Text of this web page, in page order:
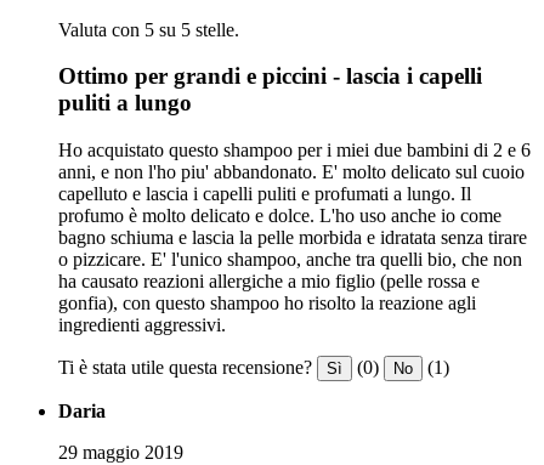
Valuta con 5 su 5 stelle.
Ottimo per grandi e piccini - lascia i capelli
puliti a lungo
Ho acquistato questo shampoo per i miei due bambini di 2 e 6
anni, e non l'ho piu' abbandonato. E' molto delicato sul cuoio
capelluto e lascia i capelli puliti e profumati a lungo. Il
profumo è molto delicato e dolce. L'ho uso anche io come
bagno schiuma e lascia la pelle morbida e idratata senza tirare
o pizzicare. E' l'unico shampoo, anche tra quelli bio, che non
ha causato reazioni allergiche a mio figlio (pelle rossa e
gonfia), con questo shampoo ho risolto la reazione agli
ingredienti aggressivi.
Ti è stata utile questa recensione? Sì (0) No (1)
Daria
29 maggio 2019